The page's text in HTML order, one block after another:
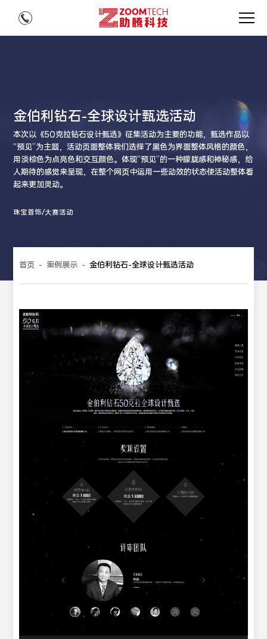
金伯利钻石-全球设计甄选活动
本次以《50克拉钻石设计甄选》征集活动为主要的功能，甄选作品以
“预见”为主题，活动页面整体我们选择了黑色为界面整体风格的颜色，
用淡棕色为点亮色和交互颜色。体现“预见”的一种朦胧感和神秘感，给
人期待的感觉来呈现，在整个网页中运用一些动效的状态使活动整体看
起来更加灵动。
珠宝首饰/大赛活动
首页 - 案例展示 - 金伯利钻石-全球设计甄选活动